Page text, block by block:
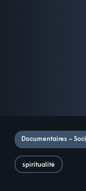
Documentaires –
spiritualité